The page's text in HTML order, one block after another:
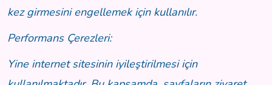
kez girmesini engellemek için kullanılır.
Performans Çerezleri:
Yine internet sitesinin iyileştirilmesi için